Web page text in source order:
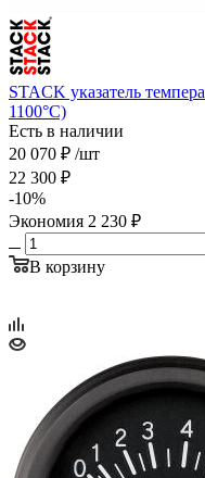
STACK указатель
1100°C)
Есть в наличии
20 070 ₽ /шт
22 300 ₽
-10%
Экономия 2 230 ₽
В корзину